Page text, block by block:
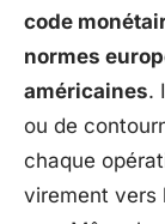
code
normes
américaines.
ou de
chaque
virement vers